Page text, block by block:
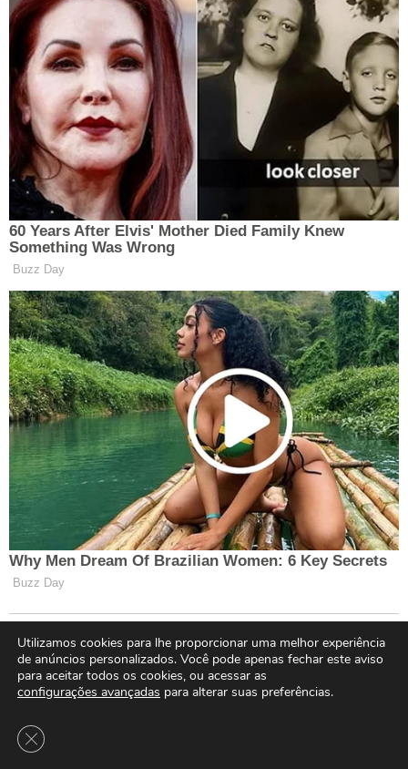
Utilizamos cookies para lhe proporcionar uma melhor experiência
de anúncios personalizados. Você pode apenas fechar este aviso
para aceitar todos os cookies, ou acessar as
configurações avançadas para alterar suas preferências.
Close GDPR Cookie Banner